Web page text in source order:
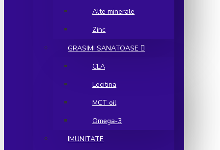
Alte minerale
Zinc
GRASIMI SANATOASE
CLA
Lecitina
MCT oil
Omega-3
IMUNITATE